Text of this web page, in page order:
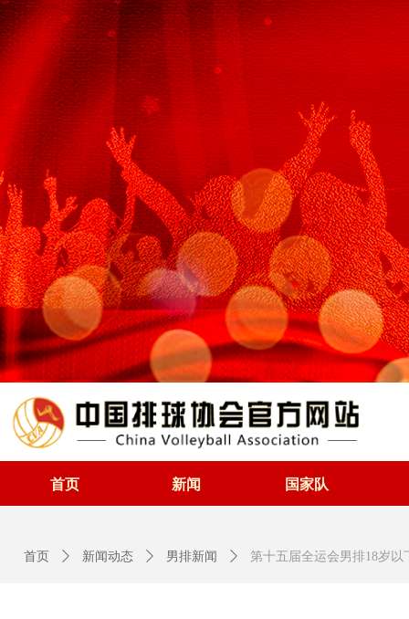
首页 新闻 国家队
首页 ꄲ 新闻动态 ꄲ 男排新闻 ꄲ 第十五届全运会男排18岁